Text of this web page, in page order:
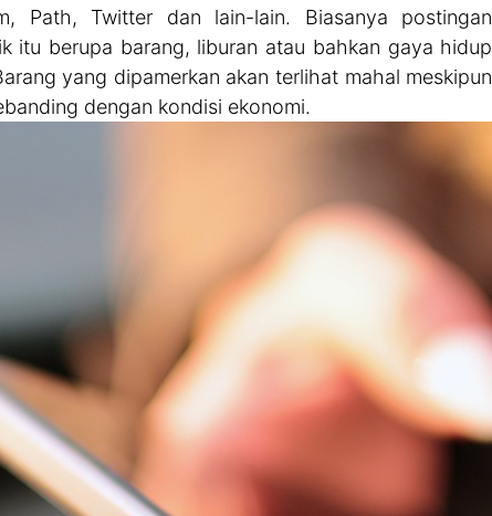
Path, Twitter dan lain-lain. Biasanya postingan
itu berupa barang, liburan atau bahkan gaya hidup
yang dipamerkan akan terlihat mahal meskipun
dengan kondisi ekonomi.